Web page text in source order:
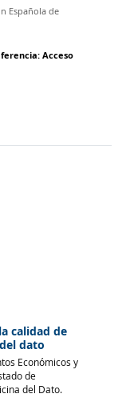
Española de
Acceso
calidad de
dato
Económicos y
de
del Dato.